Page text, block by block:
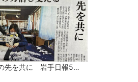
先を共に 岩手日報5…